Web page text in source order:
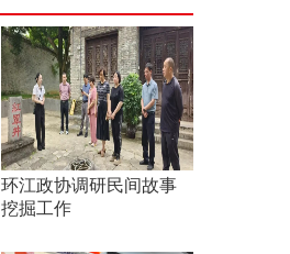
环江政协调研民间故事
挖掘工作